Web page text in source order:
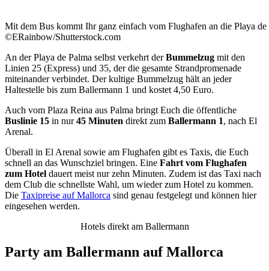
Mit dem Bus kommt Ihr ganz einfach vom Flughafen an die Playa de
©ERainbow/Shutterstock.com
An der Playa de Palma selbst verkehrt derBummelzug mit den
Linien 25 (Express) und 35, der die gesamte Strandpromenade
miteinander verbindet. Der kultige Bummelzug hält an jeder
Haltestelle bis zum Ballermann 1 und kostet 4,50 Euro.
Auch vom Plaza Reina aus Palma bringt Euch die öffentliche
Buslinie 15 in nur45 Minuten direkt zum Ballermann 1, nach El
Arenal.
Überall in El Arenal sowie am Flughafen gibt es Taxis, die Euch
schnell an das Wunschziel bringen. Eine Fahrt vom Flughafen
zum Hotel dauert meist nur zehn Minuten. Zudem ist das Taxi nach
dem Club die schnellste Wahl, um wieder zum Hotel zu kommen.
Die Taxipreise auf Mallorca sind genau festgelegt und können hier
eingesehen werden.
Hotels direkt am Ballermann
Party am Ballermann auf Mallorca